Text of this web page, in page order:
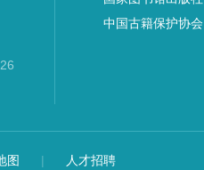
中国古籍保护协会
图 | 人才招聘